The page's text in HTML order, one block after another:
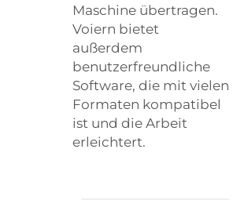
Maschine übertragen.
Voiern bietet
außerdem
benutzerfreundliche
Software, die mit vielen
Formaten kompatibel
ist und die Arbeit
erleichtert.